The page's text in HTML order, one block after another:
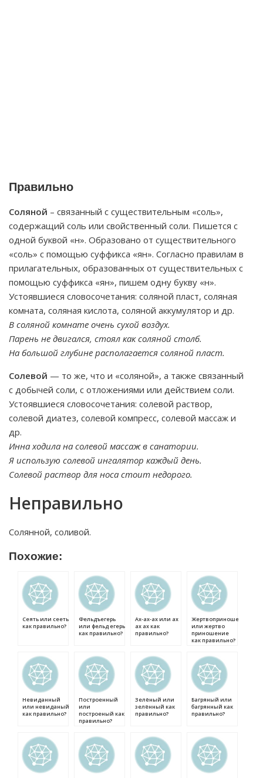
Правильно
Соляной – связанный с существительным «соль»,
содержащий соль или свойственный соли. Пишется с
одной буквой «н». Образовано от существительного
«соль» с помощью суффикса «ян». Согласно правилам в
прилагательных, образованных от существительных с
помощью суффикса «ян», пишем одну букву «н».
Устоявшиеся словосочетания: соляной пласт, соляная
комната, соляная кислота, соляной аккумулятор и др.
В соляной комнате очень сухой воздух.
Парень не двигался, стоял как соляной столб.
На большой глубине располагается соляной пласт.
Солевой — то же, что и «соляной», а также связанный
с добычей соли, с отложениями или действием соли.
Устоявшиеся словосочетания: солевой раствор,
солевой диатез, солевой компресс, солевой массаж и
др.
Инна ходила на солевой массаж в санатории.
Я использую солевой ингалятор каждый день.
Солевой раствор для носа стоит недорого.
Неправильно
Солянной, соливой.
Похожие:
Сеять или сееть
как правильно?
Фельдъегерь
или фельд егерь
как правильно?
Ах-ах-ах или ах
ах ах как
правильно?
Жертвоприношение
или жертво
приношение
как правильно?
Невиданный
или невиданый
как правильно?
Построенный
или
построеный как
правильно?
Зелёный или
зелённый как
правильно?
Багряный или
багрянный как
правильно?